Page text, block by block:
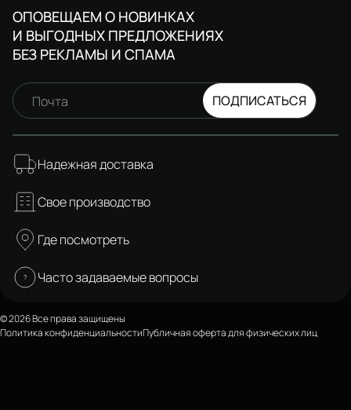
ОПОВЕЩАЕМ О НОВИНКАХ
И ВЫГОДНЫХ ПРЕДЛОЖЕНИЯХ
БЕЗ РЕКЛАМЫ И СПАМА
Почта ПОДПИСАТЬСЯ
Надежная доставка
Свое производство
Где посмотреть
Часто задаваемые вопросы
© 2026 Все права защищены
Политика конфиденциальностиПубличная оферта для физических лиц